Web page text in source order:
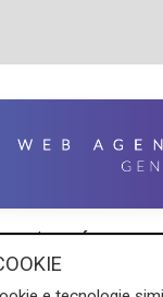
niente fosse,
settimana,
non